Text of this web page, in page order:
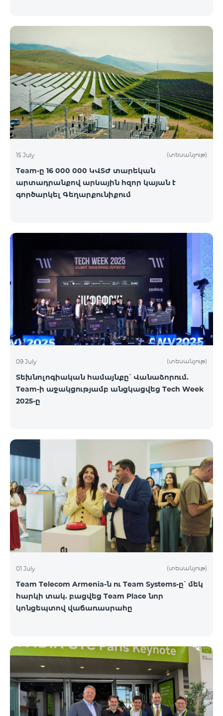
15 July (տեսանյութ)
Team-ը 16 000 000 ԿՎՏԺ տարեկան
արտադրանքով արևային հզոր կայան է
գործարկել Գեղարքունիքում
09 July (տեսանյութ)
Տեխնոլոգիական համայնքը՝ Վանաձորում.
Team-ի աջակցությամբ անցկացվեց Tech Week
2025-ը
01 July (տեսանյութ)
Team Telecom Armenia-ն ու Team Systems-ը՝ մեկ
հարկի տակ. բացվեց Team Place նոր
կոնցեպտով վաճառասրահը